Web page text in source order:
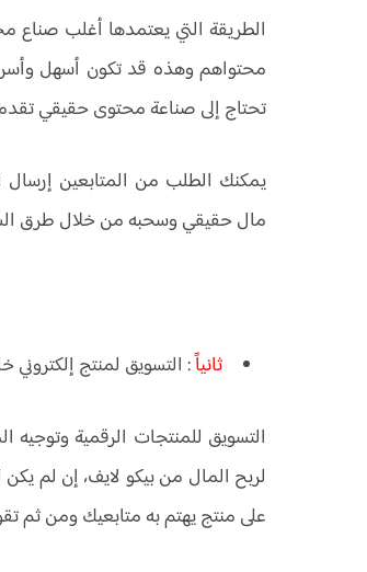
الطريقة التي يعتمدها أغلب صناع
محتواهم وهذه قد تكون أسهل
تحتاج إلى صناعة محتوى حقيقي
يمكنك الطلب من المتابعين إرسال
مال حقيقي وسحبه من خلال طرق
ثانياً: التسويق لمنتج
التسويق للمنتجات الرقمية
لربح المال من بيكو لايف، إن لم
على منتج يهتم به متابعيك ومن ثم